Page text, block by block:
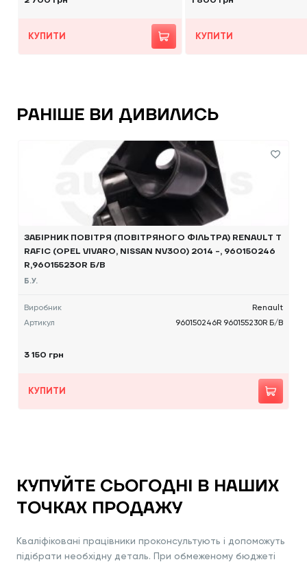
КУПИТИ КУПИТИ
РАНІШЕ ВИ ДИВИЛИСЬ
ЗАБІРНИК ПОВІТРЯ (ПОВІТРЯНОГО ФІЛЬТРА) RENAULT T
RAFIC (OPEL VIVARO, NISSAN NV300) 2014 -, 960150246
R,960155230R Б/В
Б.У.
Виробник
Renault
Артикул
960150246R 960155230R Б/В
3 150 грн
КУПИТИ
КУПУЙТЕ СЬОГОДНІ В НАШИХ
ТОЧКАХ ПРОДАЖУ
Кваліфіковані працівники проконсультують і допоможуть
підібрати необхідну деталь. При обмеженому бюджеті